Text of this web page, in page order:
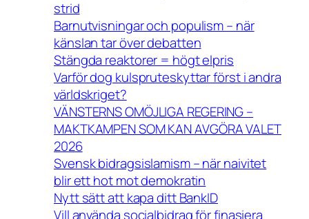
strid
Barnutvisningar och populism – när
känslan tar över debatten
Stängda reaktorer = högt elpris
Varför dog kulspruteskyttar först i andra
världskriget?
VÄNSTERNS OMÖJLIGA REGERING –
MAKTKAMPEN SOM KAN AVGÖRA VALET
2026
Svensk bidragsislamism – när naivitet
blir ett hot mot demokratin
Nytt sätt att kapa ditt BankID
Vill använda socialbidrag för finasiera